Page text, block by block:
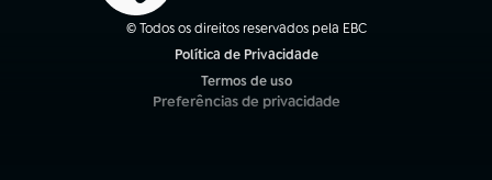
© Todos os direitos reservados pela EBC
Política de Privacidade
Termos de uso
(abre em nova aba)
Preferências de privacidade